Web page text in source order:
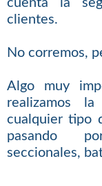
cuenta la
clientes.
No corremos,
Algo muy
realizamos
cualquier tipo
pasando
seccionales,